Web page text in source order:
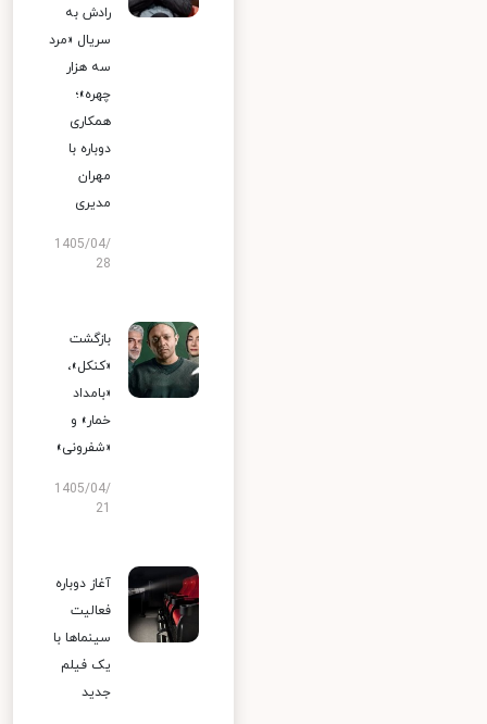
رادش به
سریال «مرد
سه هزار
چهره»؛
همکاری
دوباره با
مهران
مدیری
1405/04/
28
بازگشت
«کنکل»،
«بامداد
خمار» و
«شفرونی»
1405/04/
آغاز دوباره
فعالیت
سینماها با
یک فیلم
جدید